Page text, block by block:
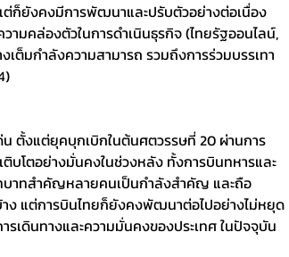
ต่ก็ยังคงมีการพัฒนาและปรับตัวอย่างต่อเนื่อง
มคล่องตัวในการดำเนินธุรกิจ (ไทยรัฐออนไลน์,
มกำลังความสามารถ รวมถึงการร่วมบรรเทา
ตั้งแต่ยุคบุกเบิกในต้นศตวรรษที่ 20 ผ่านการ
บโตอย่างมั่นคงในช่วงหลัง ทั้งการบินทหารและ
าทสำคัญหลายคนเป็นกำลังสำคัญ และถือ
ง แต่การบินไทยก็ยังคงพัฒนาต่อไปอย่างไม่หยุด
ดินทางและความมั่นคงของประเทศ ในปัจจุบัน